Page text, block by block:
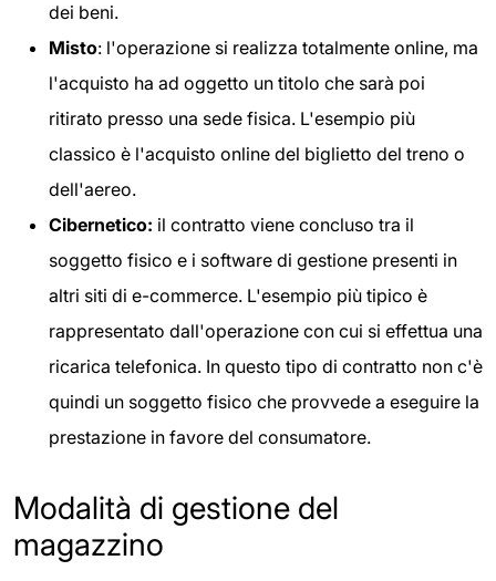
dei beni.
Misto: l'operazione si realizza totalmente online, ma
l'acquisto ha ad oggetto un titolo che sarà poi
ritirato presso una sede fisica. L'esempio più
classico è l'acquisto online del biglietto del treno o
dell'aereo.
Cibernetico: il contratto viene concluso tra il
soggetto fisico e i software di gestione presenti in
altri siti di e-commerce. L'esempio più tipico è
rappresentato dall'operazione con cui si effettua una
ricarica telefonica. In questo tipo di contratto non c'è
quindi un soggetto fisico che provvede a eseguire la
prestazione in favore del consumatore.
Modalità di gestione del
magazzino